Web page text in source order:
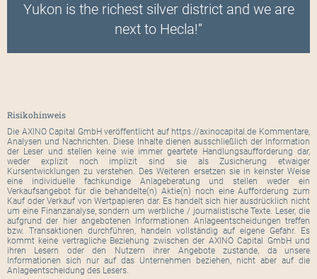
Yukon is the richest silver district and we are
next to Hecla!“
Risikohinweis
Die AXINO Capital GmbH veröffentlicht auf https://axinocapital.de Kommentare,
Analysen und Nachrichten. Diese Inhalte dienen ausschließlich der Information
der Leser und stellen keine wie immer geartete Handlungsaufforderung dar,
weder explizit noch implizit sind sie als Zusicherung etwaiger
Kursentwicklungen zu verstehen. Des Weiteren ersetzen sie in keinster Weise
eine individuelle fachkundige Anlageberatung und stellen weder ein
Verkaufsangebot für die behandelte(n) Aktie(n) noch eine Aufforderung zum
Kauf oder Verkauf von Wertpapieren dar. Es handelt sich hier ausdrücklich nicht
um eine Finanzanalyse, sondern um werbliche / journalistische Texte. Leser, die
aufgrund der hier angebotenen Informationen Anlageentscheidungen treffen
bzw. Transaktionen durchführen, handeln vollständig auf eigene Gefahr. Es
kommt keine vertragliche Beziehung zwischen der AXINO Capital GmbH und
ihren Lesern oder den Nutzern ihrer Angebote zustande, da unsere
Informationen sich nur auf das Unternehmen beziehen, nicht aber auf die
Anlageentscheidung des Lesers.